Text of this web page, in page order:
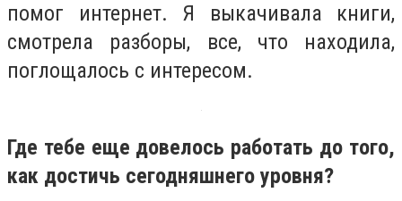
помог интернет. Я выкачивала книги,
смотрела разборы, все, что находила,
поглощалось с интересом.
Где тебе еще довелось работать до того,
как достичь сегодняшнего уровня?